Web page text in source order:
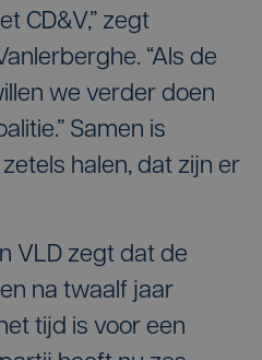
CD&V,” zegt
“Als de
we verder doen
Samen is
halen, dat zijn er
VLD zegt dat de
na twaalf jaar
tijd is voor een